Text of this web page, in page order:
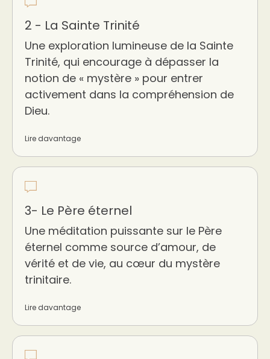
2 - La Sainte Trinité
Une exploration lumineuse de la Sainte
Trinité, qui encourage à dépasser la
notion de « mystère » pour entrer
activement dans la compréhension de
Dieu.
Lire davantage
3- Le Père éternel
Une méditation puissante sur le Père
éternel comme source d’amour, de
vérité et de vie, au cœur du mystère
trinitaire.
Lire davantage